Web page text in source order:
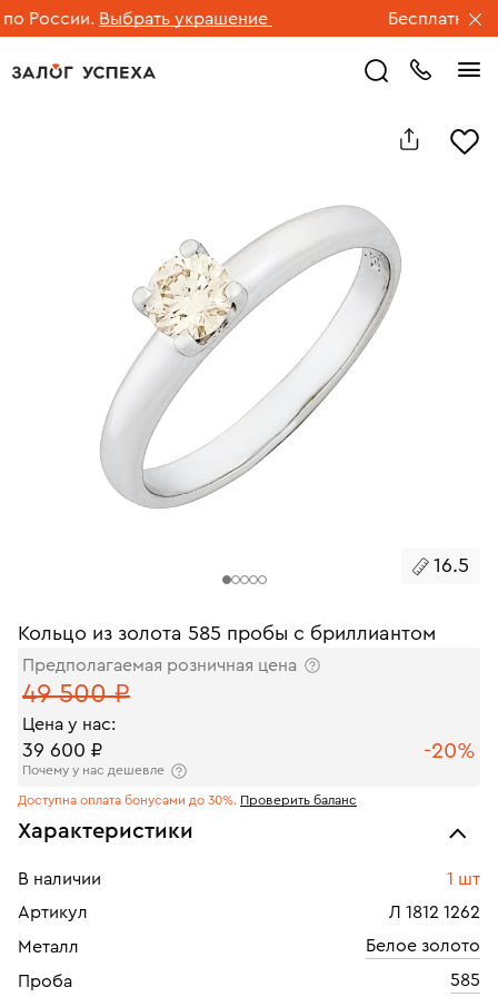
России. Выбрать украшение Бесплатная
16.5
Кольцо из золота 585 пробы с бриллиантом
Предполагаемая розничная цена
49 500 ₽
Цена у нас:
39 600 ₽ -20%
Почему у нас дешевле
Доступна оплата бонусами до 30%. Проверить баланс
Характеристики
В наличии
1 шт
Артикул
Л 1812 1262
Металл
Белое золото
Проба
585